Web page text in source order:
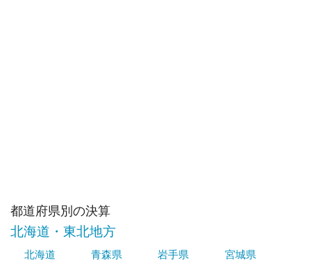
都道府県別の決算
北海道・東北地方
北海道 青森県 岩手県
宮城県